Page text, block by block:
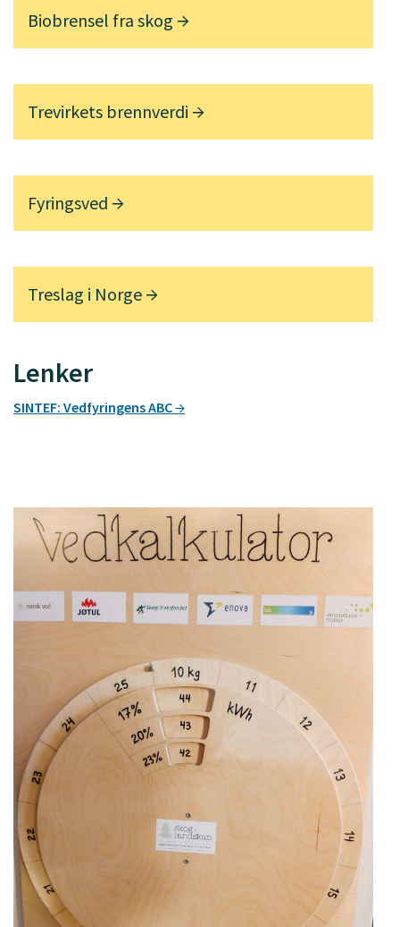
Biobrensel fra skog
Trevirkets brennverdi
Fyringsved
Treslag i Norge
Lenker
SINTEF: Vedfyringens ABC